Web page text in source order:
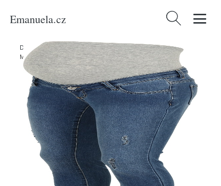
Emanuela.cz Vyhledávání
Domů/ Produkty/Ženy/Oblečení/ Džíny/Džíny 'ZIA' Vero Moda
Maternity modrá džínovina / šedý melír